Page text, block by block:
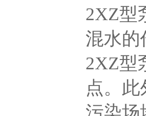
2XZ型
混水的
2XZ型
点。